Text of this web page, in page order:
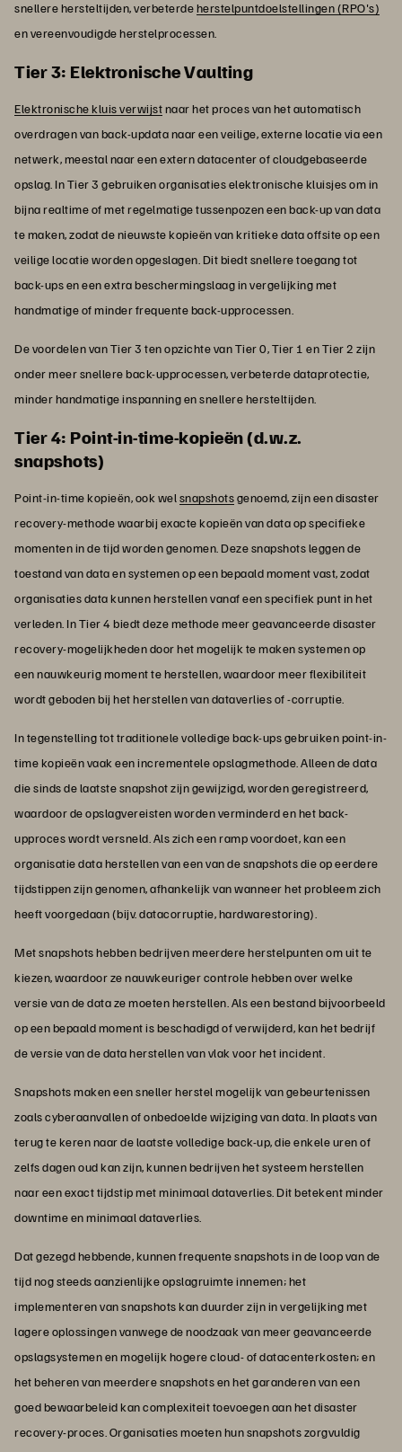
snellere hersteltijden, verbeterdeherstelpuntdoelstellingen (RPO's)
en vereenvoudigde herstelprocessen.
Tier 3: Elektronische Vaulting
Elektronische kluis verwijstnaar het proces van het automatisch
overdragen van back-updata naar een veilige, externe locatie via een
netwerk, meestal naar een extern datacenter of cloudgebaseerde
opslag. In Tier 3 gebruiken organisaties elektronische kluisjes om in
bijna realtime of met regelmatige tussenpozen een back-up van data
te maken, zodat de nieuwste kopieën van kritieke data offsite op een
veilige locatie worden opgeslagen. Dit biedt snellere toegang tot
back-ups en een extra beschermingslaag in vergelijking met
handmatige of minder frequente back-upprocessen.
De voordelen van Tier 3 ten opzichte van Tier 0, Tier 1 en Tier 2 zijn
onder meer snellere back-upprocessen, verbeterde dataprotectie,
minder handmatige inspanning en snellere hersteltijden.
Tier 4: Point-in-time-kopieën (d.w.z.
snapshots)
Point-in-time kopieën, ook welsnapshotsgenoemd, zijn een disaster
recovery-methode waarbij exacte kopieën van data op specifieke
momenten in de tijd worden genomen. Deze snapshots leggen de
toestand van data en systemen op een bepaald moment vast, zodat
organisaties data kunnen herstellen vanaf een specifiek punt in het
verleden. In Tier 4 biedt deze methode meer geavanceerde disaster
recovery-mogelijkheden door het mogelijk te maken systemen op
een nauwkeurig moment te herstellen, waardoor meer flexibiliteit
wordt geboden bij het herstellen van dataverlies of -corruptie.
In tegenstelling tot traditionele volledige back-ups gebruiken point-in-
time kopieën vaak een incrementele opslagmethode. Alleen de data
die sinds de laatste snapshot zijn gewijzigd, worden geregistreerd,
waardoor de opslagvereisten worden verminderd en het back-
upproces wordt versneld. Als zich een ramp voordoet, kan een
organisatie data herstellen van een van de snapshots die op eerdere
tijdstippen zijn genomen, afhankelijk van wanneer het probleem zich
heeft voorgedaan (bijv. datacorruptie, hardwarestoring).
Met snapshots hebben bedrijven meerdere herstelpunten om uit te
kiezen, waardoor ze nauwkeuriger controle hebben over welke
versie van de data ze moeten herstellen. Als een bestand bijvoorbeeld
op een bepaald moment is beschadigd of verwijderd, kan het bedrijf
de versie van de data herstellen van vlak voor het incident.
Snapshots maken een sneller herstel mogelijk van gebeurtenissen
zoals cyberaanvallen of onbedoelde wijziging van data. In plaats van
terug te keren naar de laatste volledige back-up, die enkele uren of
zelfs dagen oud kan zijn, kunnen bedrijven het systeem herstellen
naar een exact tijdstip met minimaal dataverlies. Dit betekent minder
downtime en minimaal dataverlies.
Dat gezegd hebbende, kunnen frequente snapshots in de loop van de
tijd nog steeds aanzienlijke opslagruimte innemen; het
implementeren van snapshots kan duurder zijn in vergelijking met
lagere oplossingen vanwege de noodzaak van meer geavanceerde
opslagsystemen en mogelijk hogere cloud- of datacenterkosten; en
het beheren van meerdere snapshots en het garanderen van een
goed bewaarbeleid kan complexiteit toevoegen aan het disaster
recovery-proces. Organisaties moeten hun snapshots zorgvuldig